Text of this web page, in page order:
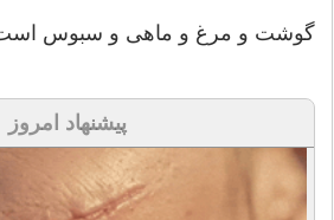
گوشت و مرغ و ماهی و سبوس
پیشنهاد امروز